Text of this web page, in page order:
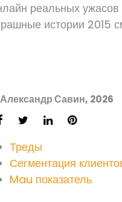
реальных
истории 2015
Савин, 2026
Треды
Сегментация
Mau показатель